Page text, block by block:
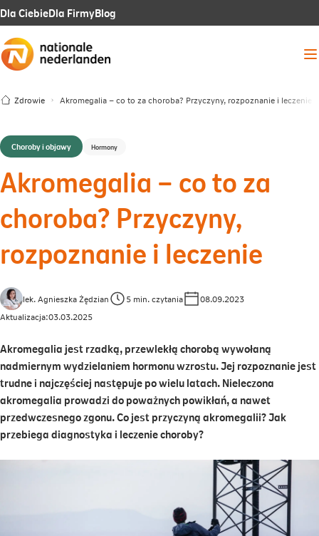
Dla CiebieLink
się
karcie
Dla FirmyLink
się
Blog
Zdrowie Akromegalia – co to za choroba? Przyczyny, rozpoznanie i leczenie
Choroby i objawy Hormony
Akromegalia – co to za
choroba? Przyczyny,
rozpoznanie i leczenie
lek. Agnieszka Żędzian 5 min. czytania
08.09.2023
Aktualizacja:03.03.2025
Akromegalia jest rzadką, przewlekłą chorobą wywołaną
nadmiernym wydzielaniem hormonu wzrostu. Jej rozpoznanie jest
trudne i najczęściej następuje po wielu latach. Nieleczona
akromegalia prowadzi do poważnych powikłań, a nawet
przedwczesnego zgonu. Co jest przyczyną akromegalii? Jak
przebiega diagnostyka i leczenie choroby?